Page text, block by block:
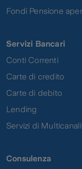
Fondi Pensione
Servizi Bancari
Conti Correnti
Carte di credito
Carte di debito
Lending
Servizi di
Consulenza